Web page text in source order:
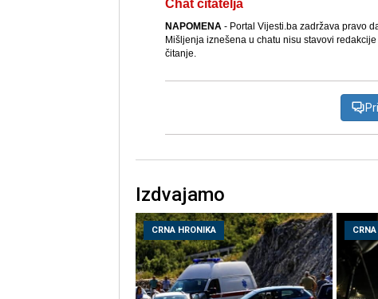
Chat čitatelja
NAPOMENA- Portal Vijesti.ba zadržava pravo
Mišljenja iznešena u chatu nisu stavovi
čitanje.
Izdvajamo
CRNA HRONIKA